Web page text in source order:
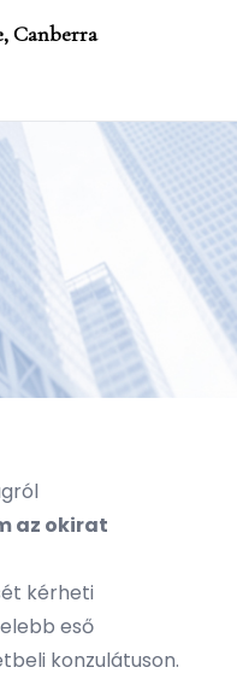
Canberra
az okirat
kérheti
eső
konzulátuson.